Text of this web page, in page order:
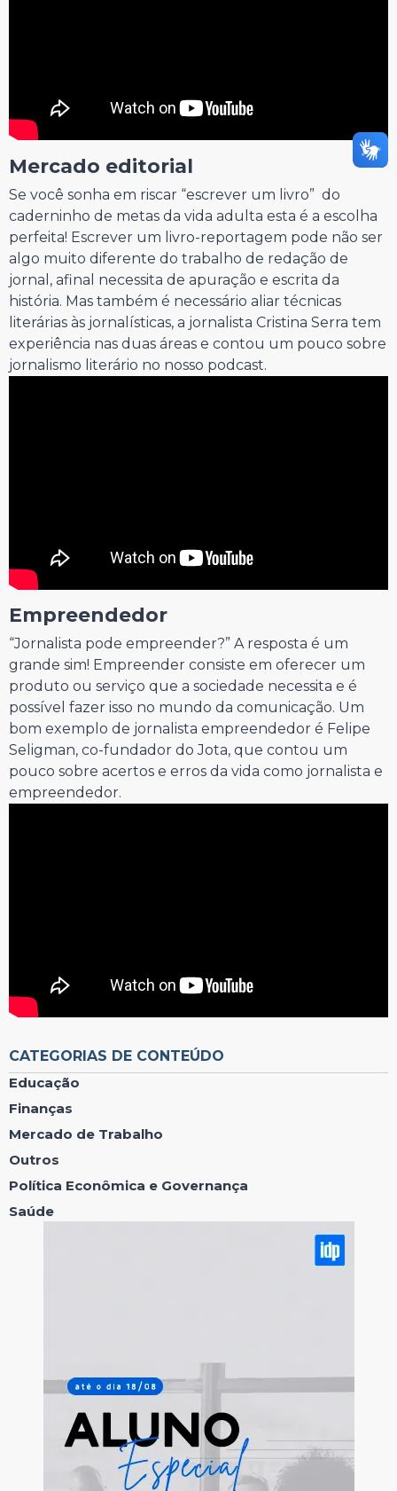
Mercado editorial
Se você sonha em riscar “escrever um livro” do
caderninho de metas da vida adulta esta é a escolha
perfeita! Escrever um livro-reportagem pode não ser
algo muito diferente do trabalho de redação de
jornal, afinal necessita de apuração e escrita da
história. Mas também é necessário aliar técnicas
literárias às jornalísticas, a jornalista Cristina Serra tem
experiência nas duas áreas e contou um pouco sobre
jornalismo literário no nosso podcast.
Empreendedor
“Jornalista pode empreender?” A resposta é um
grande sim! Empreender consiste em oferecer um
produto ou serviço que a sociedade necessita e é
possível fazer isso no mundo da comunicação. Um
bom exemplo de jornalista empreendedor é Felipe
Seligman, co-fundador do Jota, que contou um
pouco sobre acertos e erros da vida como jornalista e
empreendedor.
CATEGORIAS DE CONTEÚDO
Educação
Finanças
Mercado de Trabalho
Outros
Política Econômica e Governança
Saúde